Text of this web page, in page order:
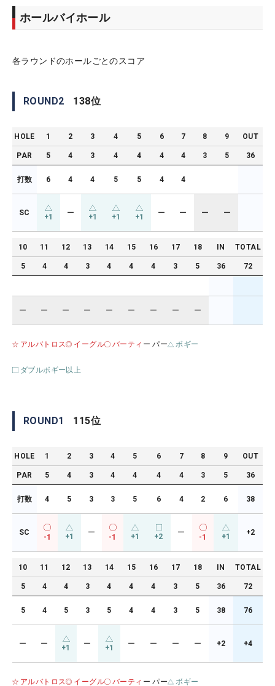
ホールバイホール
各ラウンドのホールごとのスコア
ROUND2 138位
HOLE 1 2 3 4 5 6 7 8 9 OUT
PAR 5 4 3 4 4 4 4 3 5 36
打数 6 4 4 5 5 4 4
SC +1 ー +1 +1 +1 ー ー ー ー
10 11 12 13 14 15 16 17 18 IN TOTAL
5 4 4 3 4 4 4 3 5 36 72
ー ー ー ー ー ー ー ー ー
アルバトロス イーグル バーティ ー パー ボギー
ダブルボギー以上
ROUND1 115位
HOLE 1 2 3 4 5 6 7 8 9 OUT
PAR 5 4 3 4 4 4 4 3 5 36
打数 4 5 3 3 5 6 4 2 6 38
SC
-1 +1 ー
-1 +1 +2 ー
-1 +1 +2
10 11 12 13 14 15 16 17 18 IN TOTAL
5 4 4 3 4 4 4 3 5 36 72
5 4 5 3 5 4 4 3 5 38 76
ー ー +1 ー +1 ー ー ー ー +2 +4
アルバトロス イーグル バーティ ー パー ボギー